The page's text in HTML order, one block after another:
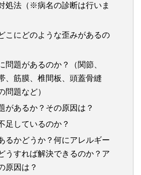
処法（※病名の診断は行いま
こにどのような歪みがあるの
問題があるのか？（関節、
、筋膜、椎間板、頭蓋骨縫
問題など）
があるか？その原因は？
足しているのか？
るかどうか？何にアレルギー
うすれば解決できるのか？ア
原因は？